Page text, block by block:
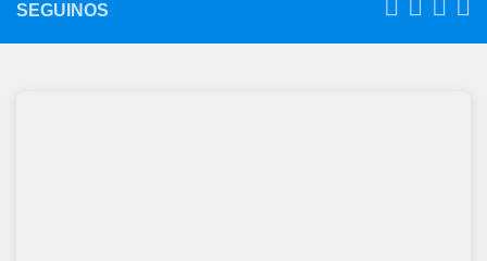
SEGUINOS